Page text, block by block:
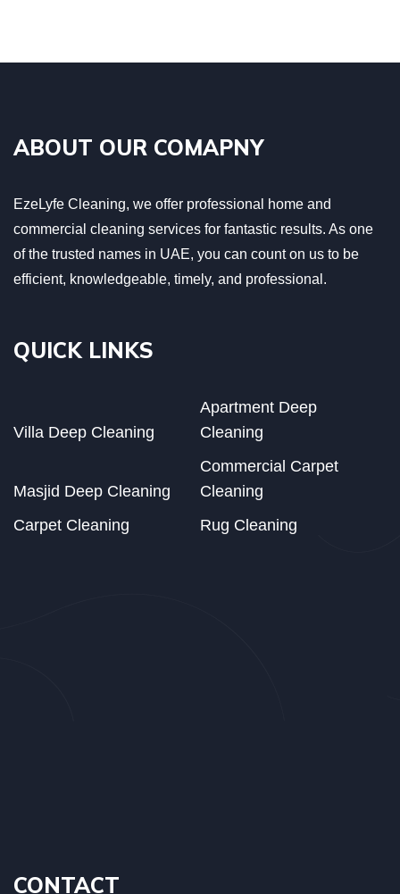
ABOUT OUR COMAPNY
EzeLyfe Cleaning, we offer professional home and
commercial cleaning services for fantastic results. As one
of the trusted names in UAE, you can count on us to be
efficient, knowledgeable, timely, and professional.
QUICK LINKS
Villa Deep Cleaning
Apartment Deep
Cleaning
Masjid Deep Cleaning
Commercial Carpet
Cleaning
Carpet Cleaning
Rug Cleaning
CONTACT